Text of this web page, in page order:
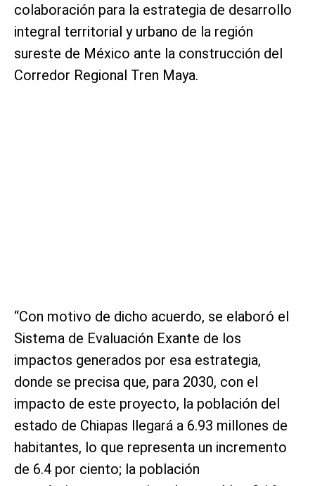
colaboración para la estrategia de desarrollo
integral territorial y urbano de la región
sureste de México ante la construcción del
Corredor Regional Tren Maya.
“Con motivo de dicho acuerdo, se elaboró el
Sistema de Evaluación Exante de los
impactos generados por esa estrategia,
donde se precisa que, para 2030, con el
impacto de este proyecto, la población del
estado de Chiapas llegará a 6.93 millones de
habitantes, lo que representa un incremento
de 6.4 por ciento; la población